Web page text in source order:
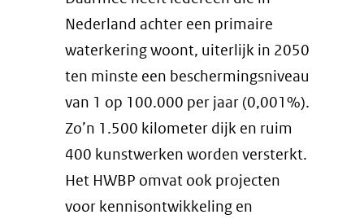
nieuw
venster)
(verwijst
naar
een
andere
website)
Nederland achter een primaire
waterkering woont, uiterlijk in 2050
ten minste een beschermingsniveau
van 1 op 100.000 per jaar (0,001%).
Zo’n 1.500 kilometer dijk en ruim
400 kunstwerken worden versterkt.
Het HWBP omvat ook projecten
voor kennisontwikkeling en